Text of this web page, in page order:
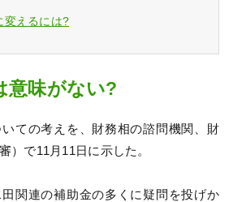
変えるには?
意味がない?
ての考えを、財務相の諮問機関、財
）で11月11日に示した。
関連の補助金の多くに疑問を投げか